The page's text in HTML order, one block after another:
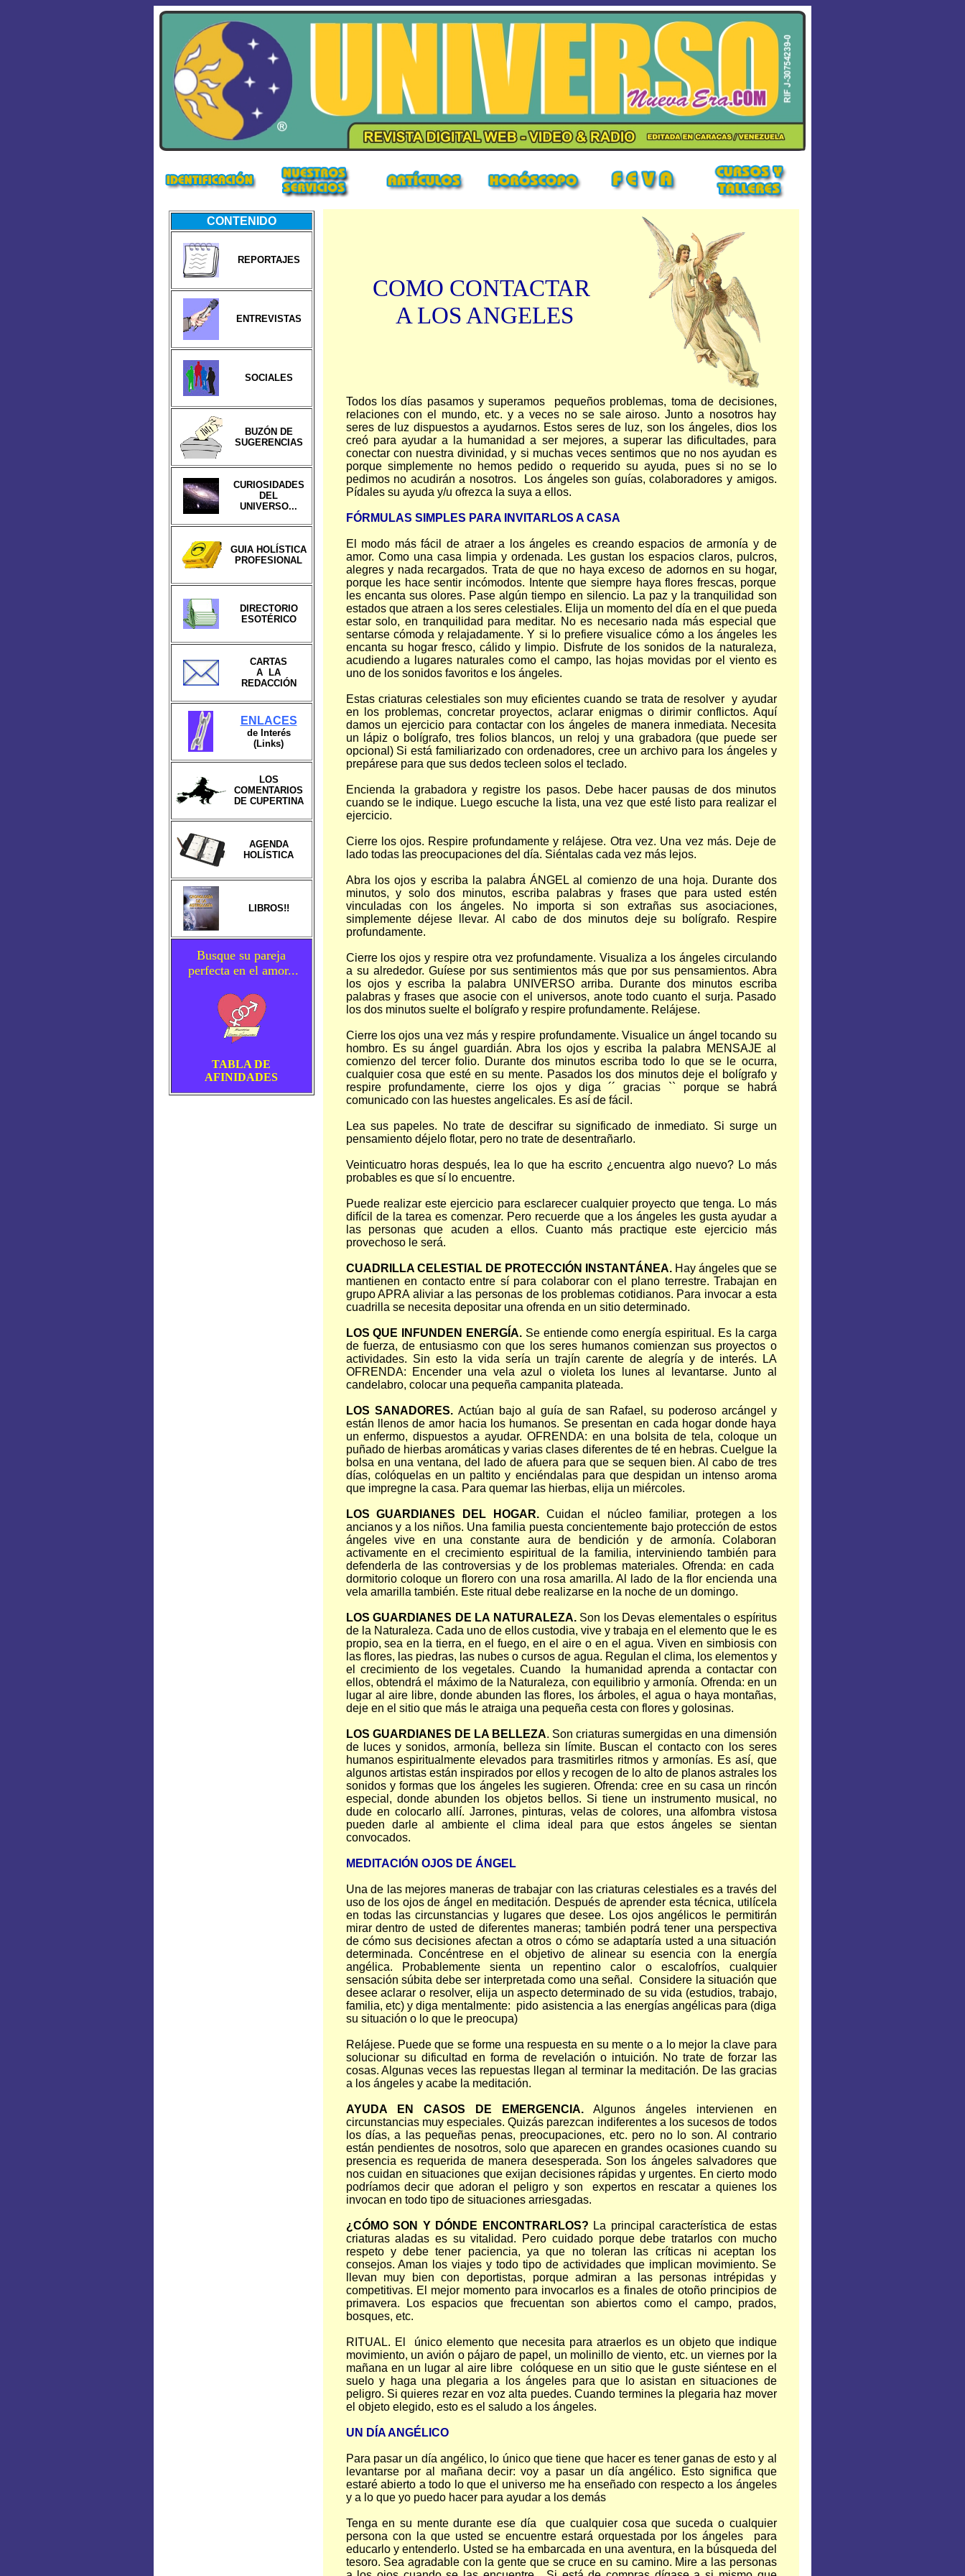
CONTENIDO
REPORTAJES
ENTREVISTAS
SOCIALES
BUZÓN DE
SUGERENCIAS
CURIOSIDADES
DEL
UNIVERSO...
GUIA HOLÍSTICA
PROFESIONAL
DIRECTORIO
ESOTÉRICO
CARTAS
A LA
REDACCIÓN
ENLACES
de Interés
(Links)
LOS
COMENTARIOS
DE CUPERTINA
AGENDA
HOLÍSTICA
LIBROS!!
Busque su pareja
perfecta en el amor...
TABLA DE
AFINIDADES
COMO CONTACTAR
A LOS ANGELES
Todos los días pasamos y superamos pequeños problemas, toma de decisiones,
relaciones con el mundo, etc. y a veces no se sale airoso. Junto a nosotros hay
seres de luz dispuestos a ayudarnos. Estos seres de luz, son los ángeles, dios los
creó para ayudar a la humanidad a ser mejores, a superar las dificultades, para
conectar con nuestra divinidad, y si muchas veces sentimos que no nos ayudan es
porque simplemente no hemos pedido o requerido su ayuda, pues si no se lo
pedimos no acudirán a nosotros. Los ángeles son guías, colaboradores y amigos.
Pídales su ayuda y/u ofrezca la suya a ellos.
FÓRMULAS SIMPLES PARA INVITARLOS A CASA
El modo más fácil de atraer a los ángeles es creando espacios de armonía y de
amor. Como una casa limpia y ordenada. Les gustan los espacios claros, pulcros,
alegres y nada recargados. Trata de que no haya exceso de adornos en su hogar,
porque les hace sentir incómodos. Intente que siempre haya flores frescas, porque
les encanta sus olores. Pase algún tiempo en silencio. La paz y la tranquilidad son
estados que atraen a los seres celestiales. Elija un momento del día en el que pueda
estar solo, en tranquilidad para meditar. No es necesario nada más especial que
sentarse cómoda y relajadamente. Y si lo prefiere visualice cómo a los ángeles les
encanta su hogar fresco, cálido y limpio. Disfrute de los sonidos de la naturaleza,
acudiendo a lugares naturales como el campo, las hojas movidas por el viento es
uno de los sonidos favoritos e los ángeles.
Estas criaturas celestiales son muy eficientes cuando se trata de resolver y ayudar
en los problemas, concretar proyectos, aclarar enigmas o dirimir conflictos. Aquí
damos un ejercicio para contactar con los ángeles de manera inmediata. Necesita
un lápiz o bolígrafo, tres folios blancos, un reloj y una grabadora (que puede ser
opcional) Si está familiarizado con ordenadores, cree un archivo para los ángeles y
prepárese para que sus dedos tecleen solos el teclado.
Encienda la grabadora y registre los pasos. Debe hacer pausas de dos minutos
cuando se le indique. Luego escuche la lista, una vez que esté listo para realizar el
ejercicio.
Cierre los ojos. Respire profundamente y relájese. Otra vez. Una vez más. Deje de
lado todas las preocupaciones del día. Siéntalas cada vez más lejos.
Abra los ojos y escriba la palabra ÁNGEL al comienzo de una hoja. Durante dos
minutos, y solo dos minutos, escriba palabras y frases que para usted estén
vinculadas con los ángeles. No importa si son extrañas sus asociaciones,
simplemente déjese llevar. Al cabo de dos minutos deje su bolígrafo. Respire
profundamente.
Cierre los ojos y respire otra vez profundamente. Visualiza a los ángeles circulando
a su alrededor. Guíese por sus sentimientos más que por sus pensamientos. Abra
los ojos y escriba la palabra UNIVERSO arriba. Durante dos minutos escriba
palabras y frases que asocie con el universos, anote todo cuanto el surja. Pasado
los dos minutos suelte el bolígrafo y respire profundamente. Relájese.
Cierre los ojos una vez más y respire profundamente. Visualice un ángel tocando su
hombro. Es su ángel guardián. Abra los ojos y escriba la palabra MENSAJE al
comienzo del tercer folio. Durante dos minutos escriba todo lo que se le ocurra,
cualquier cosa que esté en su mente. Pasados los dos minutos deje el bolígrafo y
respire profundamente, cierre los ojos y diga ´´ gracias `` porque se habrá
comunicado con las huestes angelicales. Es así de fácil.
Lea sus papeles. No trate de descifrar su significado de inmediato. Si surge un
pensamiento déjelo flotar, pero no trate de desentrañarlo.
Veinticuatro horas después, lea lo que ha escrito ¿encuentra algo nuevo? Lo más
probables es que sí lo encuentre.
Puede realizar este ejercicio para esclarecer cualquier proyecto que tenga. Lo más
difícil de la tarea es comenzar. Pero recuerde que a los ángeles les gusta ayudar a
las personas que acuden a ellos. Cuanto más practique este ejercicio más
provechoso le será.
CUADRILLA CELESTIAL DE PROTECCIÓN INSTANTÁNEA.Hay ángeles que se
mantienen en contacto entre sí para colaborar con el plano terrestre. Trabajan en
grupo APRA aliviar a las personas de los problemas cotidianos. Para invocar a esta
cuadrilla se necesita depositar una ofrenda en un sitio determinado.
LOS QUE INFUNDEN ENERGÍA.Se entiende como energía espiritual. Es la carga
de fuerza, de entusiasmo con que los seres humanos comienzan sus proyectos o
actividades. Sin esto la vida sería un trajín carente de alegría y de interés. LA
OFRENDA: Encender una vela azul o violeta los lunes al levantarse. Junto al
candelabro, colocar una pequeña campanita plateada.
LOS SANADORES. Actúan bajo al guía de san Rafael, su poderoso arcángel y
están llenos de amor hacia los humanos. Se presentan en cada hogar donde haya
un enfermo, dispuestos a ayudar. OFRENDA: en una bolsita de tela, coloque un
puñado de hierbas aromáticas y varias clases diferentes de té en hebras. Cuelgue la
bolsa en una ventana, del lado de afuera para que se sequen bien. Al cabo de tres
días, colóquelas en un paltito y enciéndalas para que despidan un intenso aroma
que impregne la casa. Para quemar las hierbas, elija un miércoles.
LOS GUARDIANES DEL HOGAR. Cuidan el núcleo familiar, protegen a los
ancianos y a los niños. Una familia puesta concientemente bajo protección de estos
ángeles vive en una constante aura de bendición y de armonía. Colaboran
activamente en el crecimiento espiritual de la familia, interviniendo también para
defenderla de las controversias y de los problemas materiales. Ofrenda: en cada
dormitorio coloque un florero con una rosa amarilla. Al lado de la flor encienda una
vela amarilla también. Este ritual debe realizarse en la noche de un domingo.
LOS GUARDIANES DE LA NATURALEZA.Son los Devas elementales o espíritus
de la Naturaleza. Cada uno de ellos custodia, vive y trabaja en el elemento que le es
propio, sea en la tierra, en el fuego, en el aire o en el agua. Viven en simbiosis con
las flores, las piedras, las nubes o cursos de agua. Regulan el clima, los elementos y
el crecimiento de los vegetales. Cuando la humanidad aprenda a contactar con
ellos, obtendrá el máximo de la Naturaleza, con equilibrio y armonía. Ofrenda: en un
lugar al aire libre, donde abunden las flores, los árboles, el agua o haya montañas,
deje en el sitio que más le atraiga una pequeña cesta con flores y golosinas.
LOS GUARDIANES DE LA BELLEZA. Son criaturas sumergidas en una dimensión
de luces y sonidos, armonía, belleza sin límite. Buscan el contacto con los seres
humanos espiritualmente elevados para trasmitirles ritmos y armonías. Es así, que
algunos artistas están inspirados por ellos y recogen de lo alto de planos astrales los
sonidos y formas que los ángeles les sugieren. Ofrenda: cree en su casa un rincón
especial, donde abunden los objetos bellos. Si tiene un instrumento musical, no
dude en colocarlo allí. Jarrones, pinturas, velas de colores, una alfombra vistosa
pueden darle al ambiente el clima ideal para que estos ángeles se sientan
convocados.
MEDITACIÓN OJOS DE ÁNGEL
Una de las mejores maneras de trabajar con las criaturas celestiales es a través del
uso de los ojos de ángel en meditación. Después de aprender esta técnica, utilícela
en todas las circunstancias y lugares que desee. Los ojos angélicos le permitirán
mirar dentro de usted de diferentes maneras; también podrá tener una perspectiva
de cómo sus decisiones afectan a otros o cómo se adaptaría usted a una situación
determinada. Concéntrese en el objetivo de alinear su esencia con la energía
angélica. Probablemente sienta un repentino calor o escalofríos, cualquier
sensación súbita debe ser interpretada como una señal. Considere la situación que
desee aclarar o resolver, elija un aspecto determinado de su vida (estudios, trabajo,
familia, etc) y diga mentalmente: pido asistencia a las energías angélicas para (diga
su situación o lo que le preocupa)
Relájese. Puede que se forme una respuesta en su mente o a lo mejor la clave para
solucionar su dificultad en forma de revelación o intuición. No trate de forzar las
cosas. Algunas veces las repuestas llegan al terminar la meditación. De las gracias
a los ángeles y acabe la meditación.
AYUDA EN CASOS DE EMERGENCIA. Algunos ángeles intervienen en
circunstancias muy especiales. Quizás parezcan indiferentes a los sucesos de todos
los días, a las pequeñas penas, preocupaciones, etc. pero no lo son. Al contrario
están pendientes de nosotros, solo que aparecen en grandes ocasiones cuando su
presencia es requerida de manera desesperada. Son los ángeles salvadores que
nos cuidan en situaciones que exijan decisiones rápidas y urgentes. En cierto modo
podríamos decir que adoran el peligro y son expertos en rescatar a quienes los
invocan en todo tipo de situaciones arriesgadas.
¿CÓMO SON Y DÓNDE ENCONTRARLOS? La principal característica de estas
criaturas aladas es su vitalidad. Pero cuidado porque debe tratarlos con mucho
respeto y debe tener paciencia, ya que no toleran las críticas ni aceptan los
consejos. Aman los viajes y todo tipo de actividades que implican movimiento. Se
llevan muy bien con deportistas, porque admiran a las personas intrépidas y
competitivas. El mejor momento para invocarlos es a finales de otoño principios de
primavera. Los espacios que frecuentan son abiertos como el campo, prados,
bosques, etc.
RITUAL. El único elemento que necesita para atraerlos es un objeto que indique
movimiento, un avión o pájaro de papel, un molinillo de viento, etc. un viernes por la
mañana en un lugar al aire libre colóquese en un sitio que le guste siéntese en el
suelo y haga una plegaria a los ángeles para que lo asistan en situaciones de
peligro. Si quieres rezar en voz alta puedes. Cuando termines la plegaria haz mover
el objeto elegido, esto es el saludo a los ángeles.
UN DÍA ANGÉLICO
Para pasar un día angélico, lo único que tiene que hacer es tener ganas de esto y al
levantarse por al mañana decir: voy a pasar un día angélico. Esto significa que
estaré abierto a todo lo que el universo me ha enseñado con respecto a los ángeles
y a lo que yo puedo hacer para ayudar a los demás
Tenga en su mente durante ese día que cualquier cosa que suceda o cualquier
persona con la que usted se encuentre estará orquestada por los ángeles para
educarlo y entenderlo. Usted se ha embarcada en una aventura, en la búsqueda del
tesoro. Sea agradable con la gente que se cruce en su camino. Mire a las personas